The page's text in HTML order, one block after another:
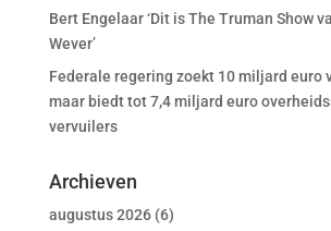
Bert Engelaar ‘Dit is The Truman Show
Wever’
Federale regering zoekt 10 miljard euro
maar biedt tot 7,4 miljard euro
vervuilers
Archieven
augustus 2026(6)